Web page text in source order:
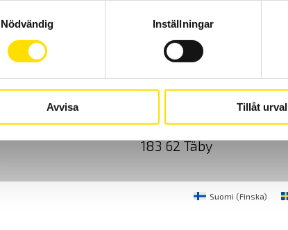
Nödvändig
Inställningar
Avvisa Tillåt urval
Köpvillkor Cookies
Sjöflygvägen 35
183 62 Täby
Suomi (Finska)